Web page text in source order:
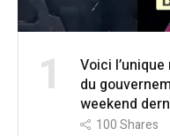
1
Voici
du
weekend
100Shares